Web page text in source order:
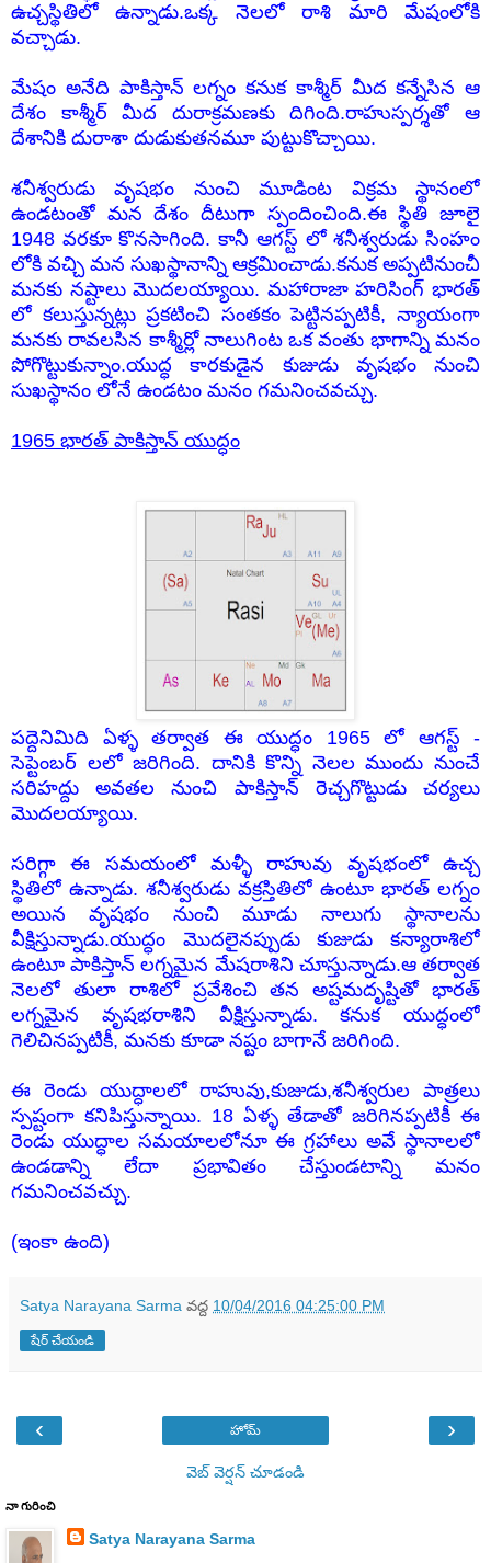
ఉచ్చస్థితిలో ఉన్నాడు.ఒక్క నెలలో రాశి మారి మేషంలోకి
వచ్చాడు.
మేషం అనేది పాకిస్తాన్ లగ్నం కనుక కాశ్మీర్ మీద కన్నేసిన ఆ
దేశం కాశ్మీర్ మీద దురాక్రమణకు దిగింది.రాహుస్పర్శతో ఆ
దేశానికి దురాశా దుడుకుతనమూ పుట్టుకొచ్చాయి.
శనీశ్వరుడు వృషభం నుంచి మూడింట విక్రమ స్థానంలో
ఉండటంతో మన దేశం దీటుగా స్పందించింది.ఈ స్థితి జూలై
1948 వరకూ కొనసాగింది. కానీ ఆగస్ట్ లో శనీశ్వరుడు సింహం
లోకి వచ్చి మన సుఖస్థానాన్ని ఆక్రమించాడు.కనుక అప్పటినుంచీ
మనకు నష్టాలు మొదలయ్యాయి. మహారాజా హరిసింగ్ భారత్
లో కలుస్తున్నట్లు ప్రకటించి సంతకం పెట్టినప్పటికీ, న్యాయంగా
మనకు రావలసిన కాశ్మీర్లో నాలుగింట ఒక వంతు భాగాన్ని మనం
పోగొట్టుకున్నాం.యుద్ధ కారకుడైన కుజుడు వృషభం నుంచి
సుఖస్థానం లోనే ఉండటం మనం గమనించవచ్చు.
1965 భారత్ పాకిస్తాన్ యుద్ధం
పద్దెనిమిది ఏళ్ళ తర్వాత ఈ యుద్ధం 1965 లో ఆగస్ట్ -
సెప్టెంబర్ లలో జరిగింది. దానికి కొన్ని నెలల ముందు నుంచే
సరిహద్దు అవతల నుంచి పాకిస్తాన్ రెచ్చగొట్టుడు చర్యలు
మొదలయ్యాయి.
సరిగ్గా ఈ సమయంలో మళ్ళీ రాహువు వృషభంలో ఉచ్చ
స్థితిలో ఉన్నాడు. శనీశ్వరుడు వక్రస్తితిలో ఉంటూ భారత్ లగ్నం
అయిన వృషభం నుంచి మూడు నాలుగు స్థానాలను
వీక్షిస్తున్నాడు.యుద్ధం మొదలైనప్పుడు కుజుడు కన్యారాశిలో
ఉంటూ పాకిస్తాన్ లగ్నమైన మేషరాశిని చూస్తున్నాడు.ఆ తర్వాత
నెలలో తులా రాశిలో ప్రవేశించి తన అష్టమదృష్టితో భారత్
లగ్నమైన వృషభరాశిని వీక్షిస్తున్నాడు. కనుక యుద్ధంలో
గెలిచినప్పటికీ, మనకు కూడా నష్టం బాగానే జరిగింది.
ఈ రెండు యుద్ధాలలో రాహువు,కుజుడు,శనీశ్వరుల పాత్రలు
స్పష్టంగా కనిపిస్తున్నాయి. 18 ఏళ్ళ తేడాతో జరిగినప్పటికీ ఈ
రెండు యుద్ధాల సమయాలలోనూ ఈ గ్రహాలు అవే స్థానాలలో
ఉండడాన్ని లేదా ప్రభావితం చేస్తుండటాన్ని మనం
గమనించవచ్చు.
(ఇంకా ఉంది)
Satya Narayana Sarma వద్ద 10/04/2016 04:25:00 PM
షేర్ చేయండి
‹ ›
హోమ్
వెబ్ వెర్షన్‌ చూడండి
నా గురించి
Satya Narayana Sarma